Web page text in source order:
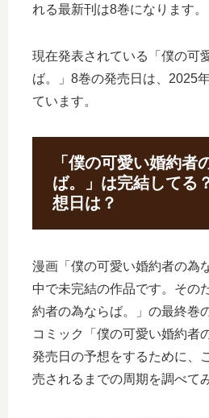
れる最新刊は8巻になります。
現在発表されている「僕の可
ば。」8巻の発売日は、2025
ています。
「僕の可愛い婚約者
ば。」は完結してる
想日は？
漫画「僕の可愛い婚約者の為
中で未完結の作品です。その
約者の為ならば。」の最終巻
コミック「僕の可愛い婚約者
発売日の予想をするために、
売されるまでの周期を調べて